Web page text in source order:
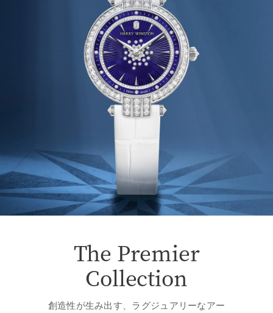
The Premier
Collection
創造性が生み出す、ラグジュアリーなアー